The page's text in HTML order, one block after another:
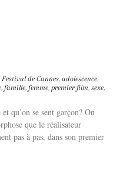
Festival de Cannes,adolescence,
, famille, femme,premier film,sexe,
qu’on se sent garçon? On
que le réalisateur
pas à pas, dans son premier